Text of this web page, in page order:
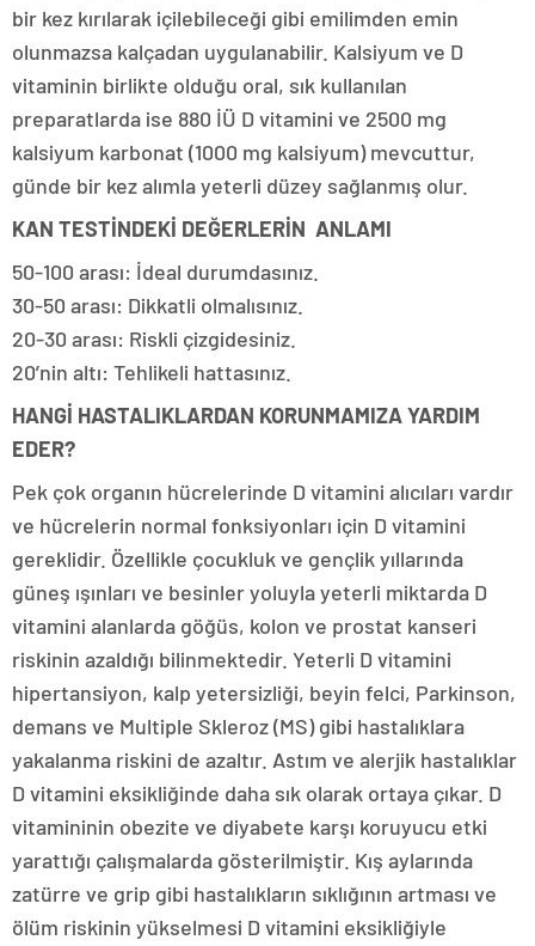
bir kez kırılarak içilebileceği gibi emilimden emin
olunmazsa kalçadan uygulanabilir. Kalsiyum ve D
vitaminin birlikte olduğu oral, sık kullanılan
preparatlarda ise 880 İÜ D vitamini ve 2500 mg
kalsiyum karbonat (1000 mg kalsiyum) mevcuttur,
günde bir kez alımla yeterli düzey sağlanmış olur.
KAN TESTİNDEKİ DEĞERLERİN ANLAMI
50-100 arası: İdeal durumdasınız.
30-50 arası: Dikkatli olmalısınız.
20-30 arası: Riskli çizgidesiniz.
20’nin altı: Tehlikeli hattasınız.
HANGİ HASTALIKLARDAN KORUNMAMIZA YARDIM
EDER?
Pek çok organın hücrelerinde D vitamini alıcıları vardır
ve hücrelerin normal fonksiyonları için D vitamini
gereklidir. Özellikle çocukluk ve gençlik yıllarında
güneş ışınları ve besinler yoluyla yeterli miktarda D
vitamini alanlarda göğüs, kolon ve prostat kanseri
riskinin azaldığı bilinmektedir. Yeterli D vitamini
hipertansiyon, kalp yetersizliği, beyin felci, Parkinson,
demans ve Multiple Skleroz (MS) gibi hastalıklara
yakalanma riskini de azaltır. Astım ve alerjik hastalıklar
D vitamini eksikliğinde daha sık olarak ortaya çıkar. D
vitamininin obezite ve diyabete karşı koruyucu etki
yarattığı çalışmalarda gösterilmiştir. Kış aylarında
zatürre ve grip gibi hastalıkların sıklığının artması ve
ölüm riskinin yükselmesi D vitamini eksikliğiyle